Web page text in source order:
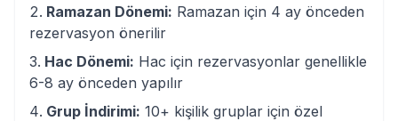
Ramazan Dönemi: Ramazan için 4 ay önceden
rezervasyon önerilir
Hac Dönemi: Hac için rezervasyonlar genellikle
6-8 ay önceden yapılır
Grup İndirimi: 10+ kişilik gruplar için özel